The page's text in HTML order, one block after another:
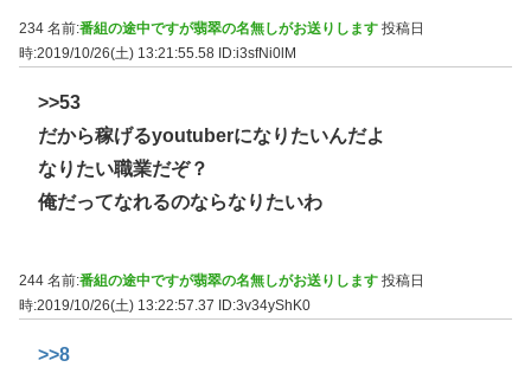
234 名前:番組の途中ですが翡翠の名無しがお送りします 投稿日
時:2019/10/26(土) 13:21:55.58 ID:i3sfNi0lM
>>53
だから稼げるyoutuberになりたいんだよ
なりたい職業だぞ？
俺だってなれるのならなりたいわ
244 名前:番組の途中ですが翡翠の名無しがお送りします 投稿日
時:2019/10/26(土) 13:22:57.37 ID:3v34yShK0
>>8